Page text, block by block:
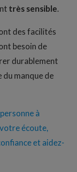
très sensible.
des facilités
besoin de
durablement
du manque de
à
écoute,
et aidez-